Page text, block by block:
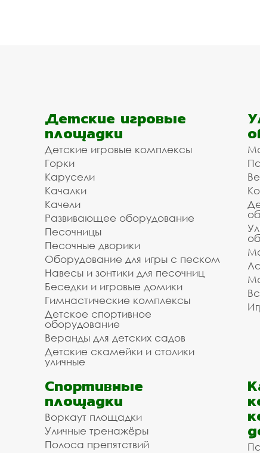
Детские игровые
площадки
Детские игровые комплексы
Горки
Карусели
Качалки
Качели
Развивающее оборудование
Песочницы
Песочные дворики
Оборудование для игры с песком
Навесы и зонтики для песочниц
Беседки и игровые домики
Гимнастические комплексы
Детское спортивное
оборудование
Веранды для детских садов
Детские скамейки и столики
уличные
Спортивные
площадки
Воркаут площадки
Уличные тренажёры
Полоса препятствий